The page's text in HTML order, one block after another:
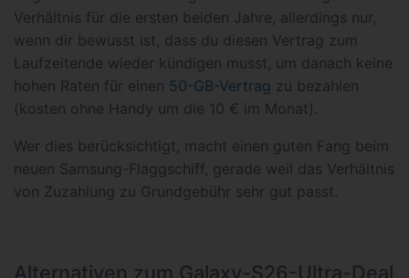
Verhältnis für die ersten beiden Jahre, allerdings nur,
wenn dir bewusst ist, dass du diesen Vertrag zum
Laufzeitende wieder kündigen musst, um danach keine
hohen Raten für einen 50-GB-Vertrag zu bezahlen
(kosten ohne Handy um die 10 € im Monat).
Wer dies berücksichtigt, macht einen guten Fang beim
neuen Samsung-Flaggschiff, gerade weil das Verhältnis
von Zuzahlung zu Grundgebühr sehr gut passt.
Alternativen zum Galaxy-S26-Ultra-Deal